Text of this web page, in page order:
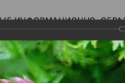
ИНФОРМАЦИОННО-